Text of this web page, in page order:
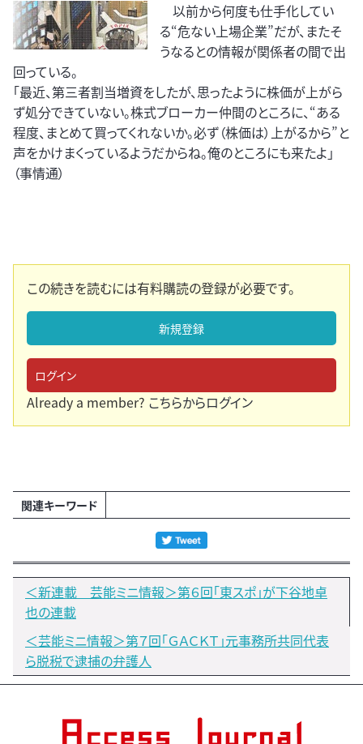
以前から何度も仕手化してい
る“危ない上場企業”だが、またそ
うなるとの情報が関係者の間で出
回っている。
「最近、第三者割当増資をしたが、思ったように株価が上がら
ず処分できていない。株式ブローカー仲間のところに、“ある
程度、まとめて買ってくれないか。必ず（株価は）上がるから”と
声をかけまくっているようだからね。俺のところにも来たよ」
（事情通）
この続きを読むには有料購読の登録が必要です。
新規登録
ログイン
Already a member? こちらからログイン
関連キーワード
＜新連載 芸能ミニ情報＞第６回「東スポ」が下谷地卓
也の連載
＜芸能ミニ情報＞第７回「ＧＡＣＫＴ」元事務所共同代表
ら脱税で逮捕の弁護人